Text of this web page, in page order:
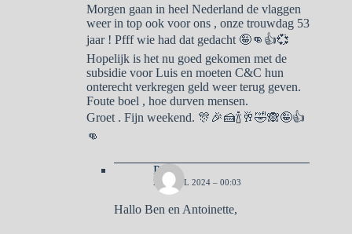
Morgen gaan in heel Nederland de vlaggen
weer in top ook voor ons , onze trouwdag 53
jaar ! Pfff wie had dat gedacht 🤪👊👍💞
Hopelijk is het nu goed gekomen met de
subsidie voor Luis en moeten C&C hun
onterecht verkregen geld weer terug geven.
Foute boel , hoe durven mensen.
Groet . Fijn weekend. 🎊🎉🍰🍾🥂🤣🙈🤪👍
👊
Pa
27 APRIL 2024 – 00:03
Hallo Ben en Antoinette,